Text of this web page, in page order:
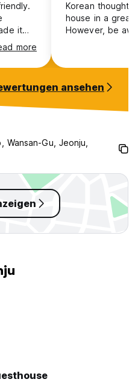
it
shower
to
is
great,
I
not
to
more
Korean thought)
house in a great
However, be
mind a night on
recommended. :)
ansehen
Gu, Jeonju,